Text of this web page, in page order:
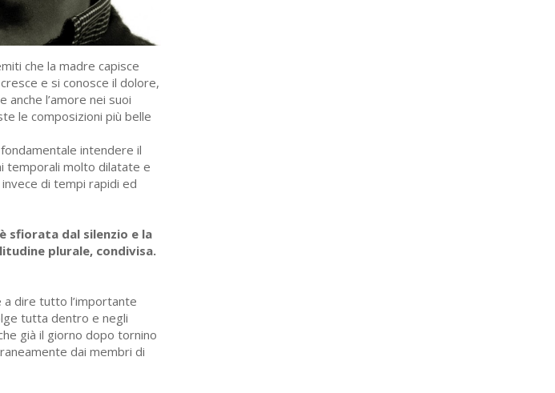
che la madre capisce
e si conosce il dolore,
anche l’amore nei suoi
le composizioni più belle
intendere il
temporali molto dilatate e
di tempi rapidi ed
sfiorata dal silenzio e la
plurale, condivisa.
a dire tutto l’importante
tutta dentro e negli
già il giorno dopo tornino
dai membri di